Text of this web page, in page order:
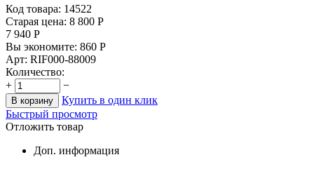
Код товара: 14522
Старая цена: 8 800 Р
7 940 Р
Вы экономите: 860 Р
Арт: RIF000-88009
Количество:
+
−
В корзину
Купить в один клик
Быстрый просмотр
Отложить товар
Доп. информация